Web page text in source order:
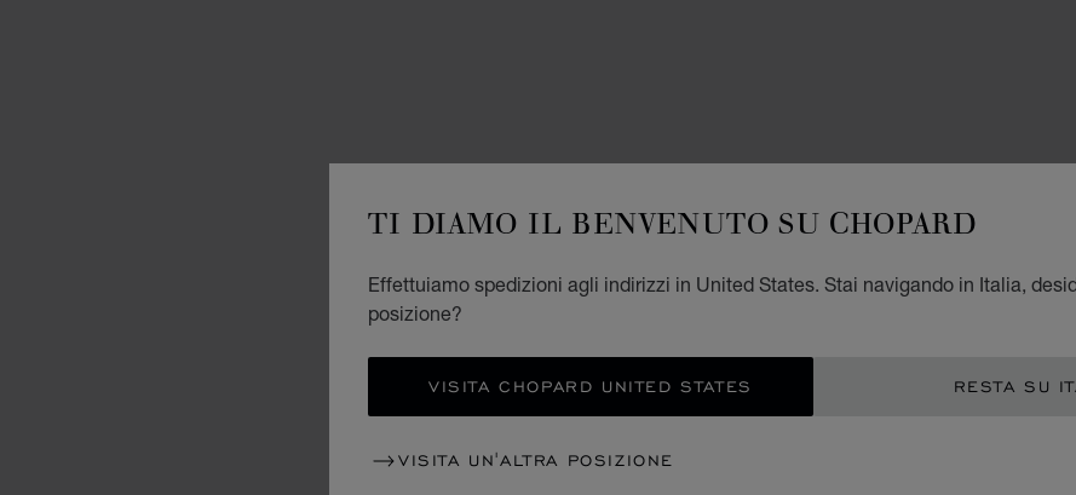
TI DIAMO IL BENVENUTO SU CHOPARD
Effettuiamo spedizioni agli indirizzi in United States. Stai navigando in Italia,
posizione?
VISITA CHOPARD UNITED STATES RESTA SU
VISITA UN'ALTRA POSIZIONE